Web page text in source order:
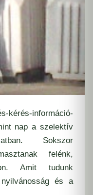
kérés-információ-
nap a szelektív
Sokszor
felénk,
Amit tudunk
és a